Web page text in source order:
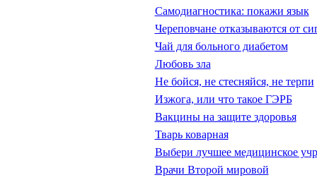
Самодиагностика: покажи язык
Череповчане отказываются от
Чай для больного диабетом
Любовь зла
Не бойся, не стесняйся, не терпи
Изжога, или что такое ГЭРБ
Вакцины на защите здоровья
Тварь коварная
Выбери лучшее медицинское
Врачи Второй мировой